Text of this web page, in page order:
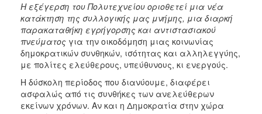
Η εξέγερση του Πολυτεχνείου οριοθετεί μια νέα
κατάκτηση της συλλογικής μας μνήμης, μια διαρκή
παρακαταθήκη εγρήγορσης και αντιστασιακού
πνεύματος για την οικοδόμηση μιας κοινωνίας
δημοκρατικών συνθηκών, ισότητας και αλληλεγγύης,
με πολίτες ελεύθερους, υπεύθυνους, κι ενεργούς.
Η δύσκολη περίοδος που διανύουμε, διαφέρει
ασφαλώς από τις συνθήκες των ανελεύθερων
εκείνων χρόνων. Αν και η Δημοκρατία στην χώρα